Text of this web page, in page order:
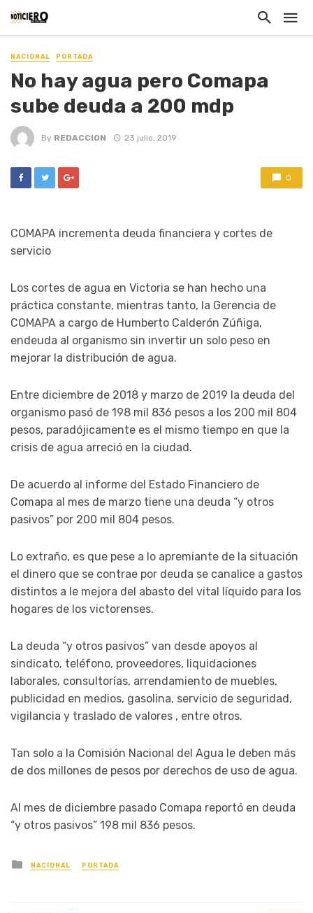
NACIONAL PORTADA
No hay agua pero Comapa
sube deuda a 200 mdp
By REDACCION 23 julio, 2019
0
COMAPA incrementa deuda financiera y cortes de
servicio
Los cortes de agua en Victoria se han hecho una
práctica constante, mientras tanto, la Gerencia de
COMAPA a cargo de Humberto Calderón Zúñiga,
endeuda al organismo sin invertir un solo peso en
mejorar la distribución de agua.
Entre diciembre de 2018 y marzo de 2019 la deuda del
organismo pasó de 198 mil 836 pesos a los 200 mil 804
pesos, paradójicamente es el mismo tiempo en que la
crisis de agua arreció en la ciudad.
De acuerdo al informe del Estado Financiero de
Comapa al mes de marzo tiene una deuda “y otros
pasivos” por 200 mil 804 pesos.
Lo extraño, es que pese a lo apremiante de la situación
el dinero que se contrae por deuda se canalice a gastos
distintos a le mejora del abasto del vital líquido para los
hogares de los victorenses.
La deuda “y otros pasivos” van desde apoyos al
sindicato, teléfono, proveedores, liquidaciones
laborales, consultorías, arrendamiento de muebles,
publicidad en medios, gasolina, servicio de seguridad,
vigilancia y traslado de valores , entre otros.
Tan solo a la Comisión Nacional del Agua le deben más
de dos millones de pesos por derechos de uso de agua.
Al mes de diciembre pasado Comapa reportó en deuda
“y otros pasivos” 198 mil 836 pesos.
Posted
in
NACIONAL PORTADA